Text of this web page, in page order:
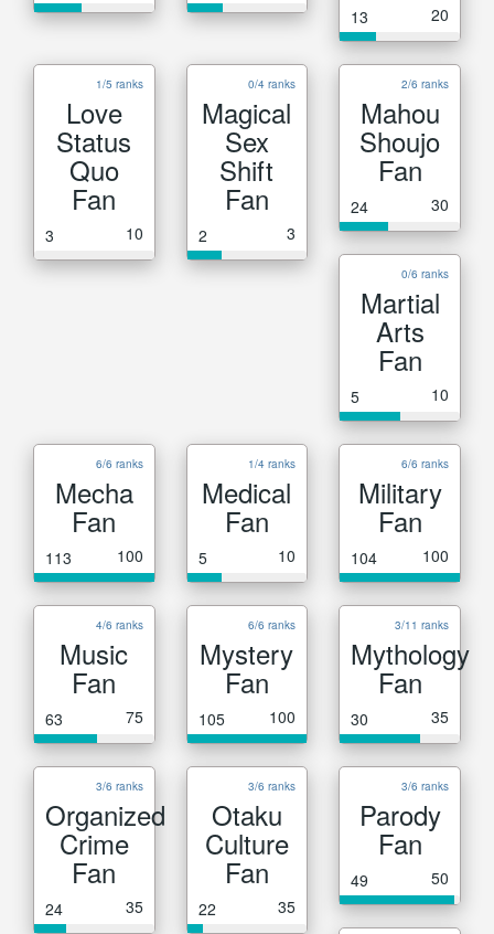
13 20
1/5 ranks
Love
Status
Quo
Fan
3 10
0/4 ranks
Magical
Sex
Shift
Fan
2 3
2/6 ranks
Mahou
Shoujo
Fan
24 30
0/6 ranks
Martial
Arts
Fan
5 10
6/6 ranks
Mecha
Fan
113 100
1/4 ranks
Medical
Fan
5 10
6/6 ranks
Military
Fan
104 100
4/6 ranks
Music
Fan
63 75
6/6 ranks
Mystery
Fan
105 100
3/11 ranks
Mythology
Fan
30 35
3/6 ranks
Organized
Crime
Fan
24 35
3/6 ranks
Otaku
Culture
Fan
22 35
3/6 ranks
Parody
Fan
49 50